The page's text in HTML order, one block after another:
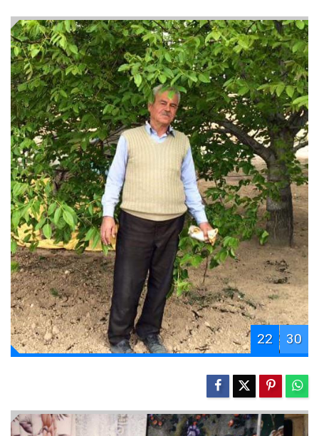
22 30